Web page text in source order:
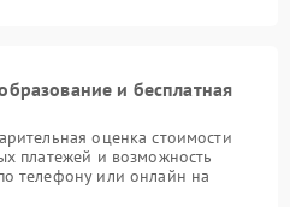
и бесплатная
оценка стоимости
платежей и возможность
телефону или онлайн на